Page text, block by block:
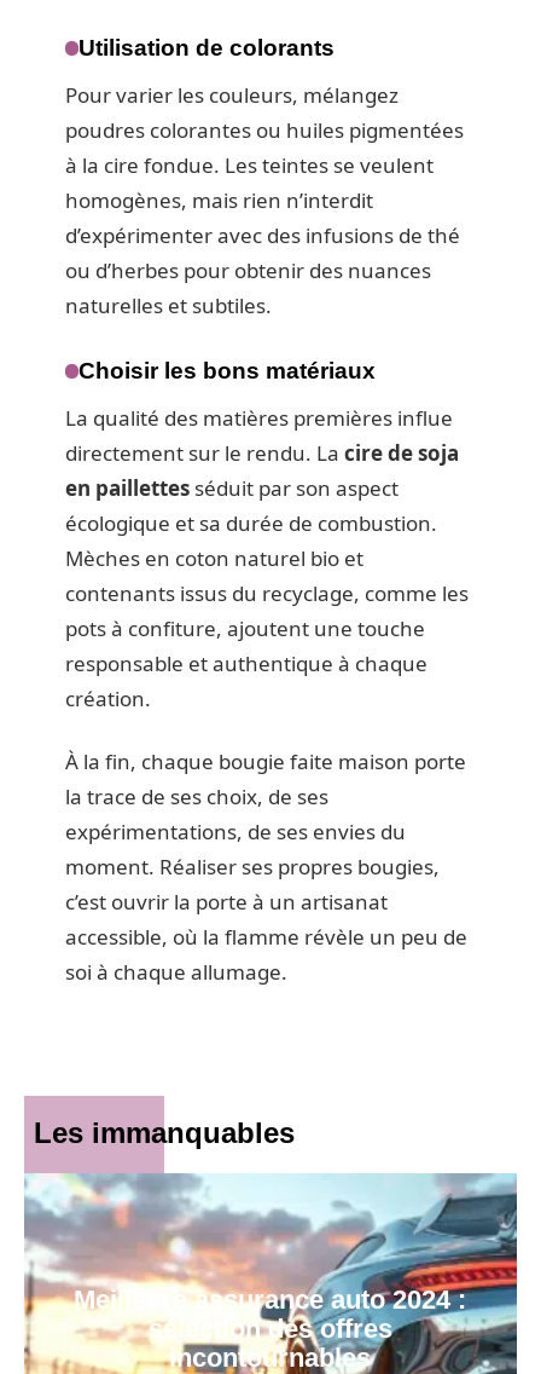
Utilisation de colorants
Pour varier les couleurs, mélangez
poudres colorantes ou huiles pigmentées
à la cire fondue. Les teintes se veulent
homogènes, mais rien n’interdit
d’expérimenter avec des infusions de thé
ou d’herbes pour obtenir des nuances
naturelles et subtiles.
Choisir les bons matériaux
La qualité des matières premières influe
directement sur le rendu. La cire de soja
en paillettes séduit par son aspect
écologique et sa durée de combustion.
Mèches en coton naturel bio et
contenants issus du recyclage, comme les
pots à confiture, ajoutent une touche
responsable et authentique à chaque
création.
À la fin, chaque bougie faite maison porte
la trace de ses choix, de ses
expérimentations, de ses envies du
moment. Réaliser ses propres bougies,
c’est ouvrir la porte à un artisanat
accessible, où la flamme révèle un peu de
soi à chaque allumage.
Les immanquables
Meilleure assurance auto 2024 :
sélection des offres
incontournables